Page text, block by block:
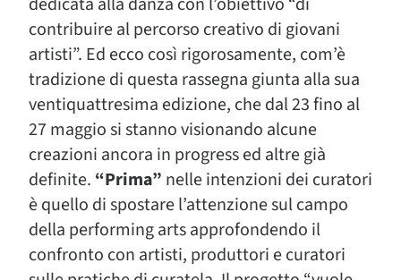
contribuire al percorso creativo di giovani
artisti”. Ed ecco così rigorosamente, com’è
tradizione di questa rassegna giunta alla sua
ventiquattresima edizione, che dal 23 fino al
27 maggio si stanno visionando alcune
creazioni ancora in progress ed altre già
definite. “Prima” nelle intenzioni dei curatori
è quello di spostare l’attenzione sul campo
della performing arts approfondendo il
confronto con artisti, produttori e curatori